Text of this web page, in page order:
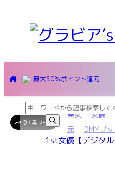
1st女優 【デジタ
最大50％ポイント還元
急上昇ワード
美女 女優
元
DMMブ